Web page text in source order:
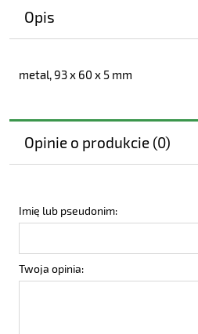
Opis
metal, 93 x 60 x 5 mm
Opinie o produkcie (0)
Imię lub pseudonim:
Twoja opinia: